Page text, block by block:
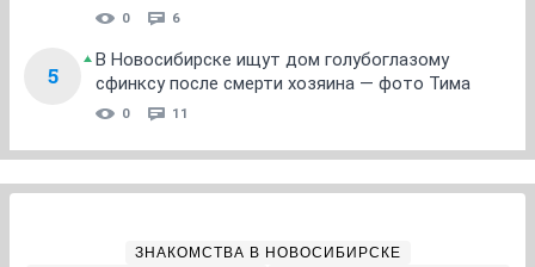
0 6
5
В Новосибирске ищут дом голубоглазому
сфинксу после смерти хозяина — фото Тима
0 11
ЗНАКОМСТВА В НОВОСИБИРСКЕ